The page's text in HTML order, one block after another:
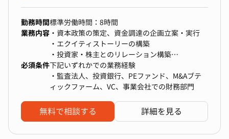
全員が自律駆動しながら、事業成長にむけて一体
となって動いています。
・「自分で考え自分で動く」という価値観を大切
にしており、出退勤／オフィス／有給など、とに
かく自由で大きな裁量が任されます。
関係者（投資家、証券会社、銀行、etc.）に発信
値を最大化して資金調達を成功させる。
2,CEO、CTO、COO、他の重要なステークホルダ
ーと共に、会社の非連続な成長を成し遂げる戦
略・戦術を立案する。その実現のための事業上の
ボトルネックがあれば特定し、解消する仮説を立
案し、自ら実行に移して結果に繋げる。その際
に、自らの業務範囲に線を引か3ず、会社にとっ
て重要な事であれば如何なる業務も遂行する。そ
の中には顧客開発、パートナーシップ、および
M&A等も含まれる。
3,事業戦略・財務戦略・予算策定の立案及び実行
勤務時間標準労働時間：8時間
業務内容 ・資本政策の策定、資金調達の企画立案・実行
・エクイティストーリーの構築
・投資家・株主とのリレーション構築
・予算の策定、予実分析
・IPO準備やM&A対応における業務全般
・コーポレート部門の立上げ・統括
必須条件下記いずれかでの業務経験
・監査法人、投資銀行、PEファンド、M&Aブテ
ィックファーム、VC、事業会社での財務部門
無料で相談する 詳細を見る